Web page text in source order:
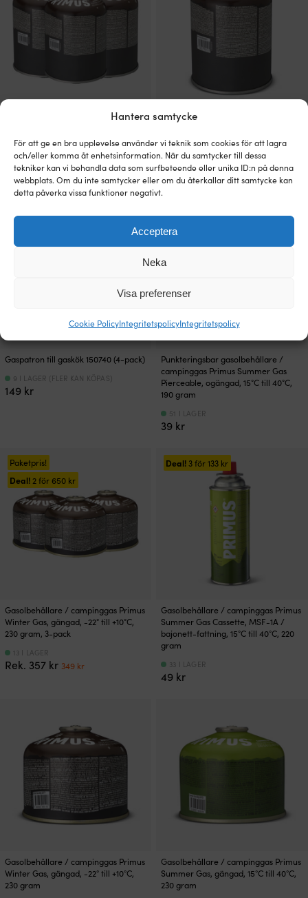
Hantera samtycke
För att ge en bra upplevelse använder vi teknik som cookies för att lagra
och/eller komma åt enhetsinformation. När du samtycker till dessa
tekniker kan vi behandla data som surfbeteende eller unika ID:n på denna
webbplats. Om du inte samtycker eller om du återkallar ditt samtycke kan
detta påverka vissa funktioner negativt.
Acceptera
Neka
Visa preferenser
Cookie PolicyIntegritetspolicyIntegritetspolicy
Gasolbehållare / campinggas Primus
450 gram, 3-pack
Rek.477kr Det
ursprungliga
priset
var:
459 krDet
nuvarande
priset
är:
Gasolbehållare / campinggas Primus
450 gram
159kr
Gaspatron till gaskök 150740 (4-pack)
149 kr
9 I LAGER (FLER KAN KÖPAS)
Punkteringsbar gasolbehållare /
campinggas Primus Summer Gas
Pierceable, ogängad, 15°C till 40°C,
190 gram
39 kr
51 I LAGER
Paketpris!
Deal! 2 för 650 kr
Gasolbehållare / campinggas Primus
Winter Gas, gängad, -22° till +10°C,
230 gram, 3-pack
Rek. 357 kr Det
349 krDet
13 I LAGER
Deal!3 för133 kr
Gasolbehållare / campinggas Primus
Summer Gas Cassette, MSF-1A /
bajonett-fattning, 15°C till 40°C, 220
gram
49 kr
33 I LAGER
Gasolbehållare / campinggas Primus
Winter Gas, gängad, -22° till +10°C,
230 gram
Gasolbehållare / campinggas Primus
Summer Gas, gängad, 15°C till 40°C,
230 gram